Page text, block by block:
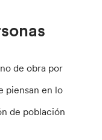
de obra por
piensan en lo
de población